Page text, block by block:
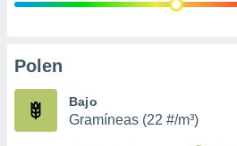
publicidad
Polen
Bajo
Gramíneas (22 #/m³)